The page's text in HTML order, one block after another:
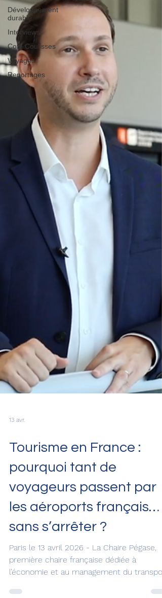
Développement
durable
Interviews
Coté Coulisses
Voyages
Reportages
13 avr.
Tourisme en France :
pourquoi tant de
voyageurs passent par
sans s’arrêter ?
Paris le 13 avril 2026 - La Chaire Pégase,
première chaire française dédiée à